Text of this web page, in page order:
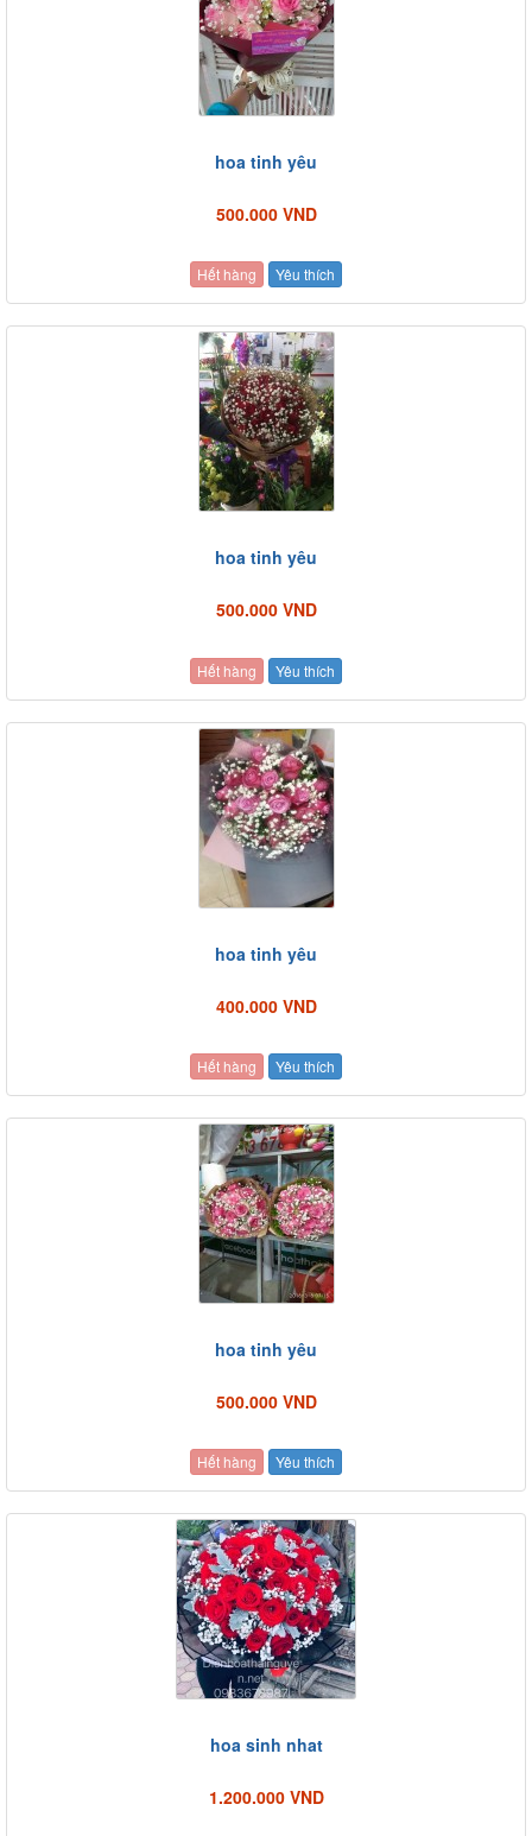
hoa tinh yêu
500.000 VND
Hết hàng Yêu thích
hoa tinh yêu
500.000 VND
Hết hàng Yêu thích
hoa tinh yêu
400.000 VND
Hết hàng Yêu thích
hoa tinh yêu
500.000 VND
Hết hàng Yêu thích
hoa sinh nhat
1.200.000 VND